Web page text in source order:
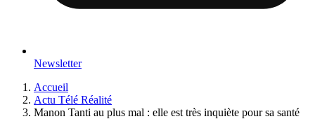
Newsletter
Accueil
Actu Télé Réalité
Manon Tanti au plus mal : elle est très inquiète pour sa santé